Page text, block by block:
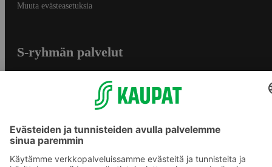
Muuta evästeasetuksia
S-ryhmän palvelut
S-ostoslista -sovellus
Prisma.fi
Sokos.fi